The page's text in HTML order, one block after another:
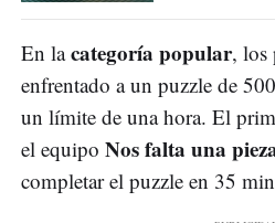
En lacategoría popular, los
enfrentado a un puzzle de
un límite de una hora. El
el equipo Nos falta una
completar el puzzle en 35